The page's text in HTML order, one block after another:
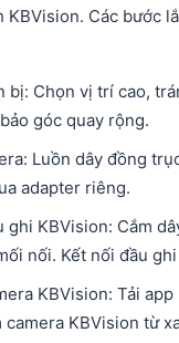
Các bước
bị: Chọn vị trí cao,
góc quay rộng.​
Luồn dây đồng
adapter riêng.​
KBVision: Cắm
nối. Kết nối đầu
KBVision: Tải
KBVision từ